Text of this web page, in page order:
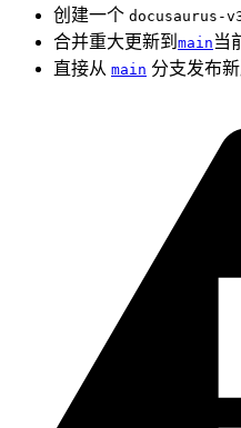
创建一个 docusaurus-
合并重大更新到 main 当
直接从 main 分支发布